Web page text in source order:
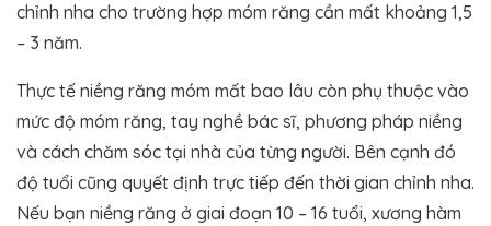
chỉnh nha cho trường hợp móm răng cần mất khoảng 1,5
– 3 năm.
Thực tế niềng răng móm mất bao lâu còn phụ thuộc vào
mức độ móm răng, tay nghề bác sĩ, phương pháp niềng
và cách chăm sóc tại nhà của từng người. Bên cạnh đó
độ tuổi cũng quyết định trực tiếp đến thời gian chỉnh nha.
Nếu bạn niềng răng ở giai đoạn 10 – 16 tuổi, xương hàm